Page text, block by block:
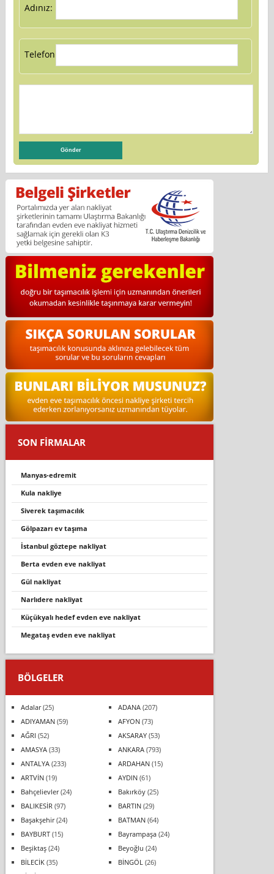
Adınız:
Telefon:
SON FİRMALAR
manyas-edremit
kula nakli̇ye
si̇verek taşimacilik
gölpazari ev taşima
i̇stanbul göztepe nakliyat
berta evden eve nakliyat
gül nakliyat
narlidere nakli̇yat
küçükyalı hedef evden eve nakliyat
megataş evden eve nakliyat
BÖLGELER
Adalar(25) ADANA(207)
ADIYAMAN(59) AFYON(73)
AĞRI (52) AKSARAY(53)
AMASYA(33) ANKARA(793)
ANTALYA(233) ARDAHAN(15)
ARTVİN(19) AYDIN(61)
Bahçelievler(24) Bakırköy(25)
BALIKESİR (97) BARTIN(29)
Başakşehir(24) BATMAN(64)
BAYBURT(15) Bayrampaşa(24)
Beşiktaş(24) Beyoğlu (24)
BİLECİK(35) BİNGÖL (26)